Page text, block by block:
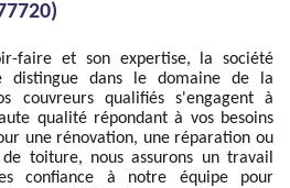
faire et son expertise, la société
distingue dans le domaine de la
couvreurs qualifiés s'engagent à
qualité répondant à vos besoins
une rénovation, une réparation ou
toiture, nous assurons un travail
confiance à notre équipe pour